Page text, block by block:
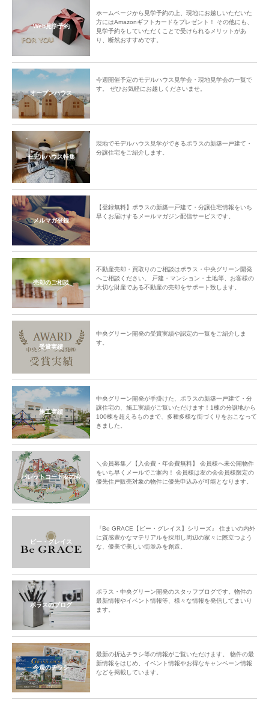
Web見学予約
ホームページから見学予約の上、現地にお越しいただいた
方にはAmazonギフトカードをプレゼント！ その他にも、
見学予約をしていただくことで受けられるメリットがあ
り、断然おすすめです。
オープンハウス
今週開催予定のモデルハウス見学会・現地見学会の一覧で
す。 ぜひお気軽にお越しくださいませ。
モデルハウス特集
現地でモデルハウス見学ができるポラスの新築一戸建て・
分譲住宅をご紹介します。
メルマガ登録
【登録無料】ポラスの新築一戸建て・分譲住宅情報をいち
早くお届けするメールマガジン配信サービスです。
売却のご相談
不動産売却・買取りのご相談はポラス・中央グリーン開発
へご相談ください。 戸建・マンション・土地等、お客様の
大切な財産である不動産の売却をサポート致します。
受賞実績
中央グリーン開発の受賞実績や認定の一覧をご紹介しま
す。
施工実績
中央グリーン開発が手掛けた、ポラスの新築一戸建て・分
譲住宅の、施工実績がご覧いただけます！1棟の分譲地から
100棟を超えるものまで、多種多様な街づくりをおこなって
きました。
パレットコート友の会
＼会員募集／【入会費・年会費無料】 会員様へ未公開物件
をいち早くメールでご案内！ 会員様は友の会会員様限定の
優先住戸販売対象の物件に優先申込みが可能となります。
ビー・グレイス
『Be GRACE【ビー・グレイス】シリーズ』 住まいの内外
に質感豊かなマテリアルを採用し周辺の家々に際立つよう
な、優美で美しい街並みを創造。
ポラスのブログ
ポラス・中央グリーン開発のスタッフブログです。物件の
最新情報やイベント情報等、様々な情報を発信してまいり
ます。
今週のチラシ
最新の折込チラシ等の情報がご覧いただけます。 物件の最
新情報をはじめ、イベント情報やお得なキャンペーン情報
などを掲載しています。